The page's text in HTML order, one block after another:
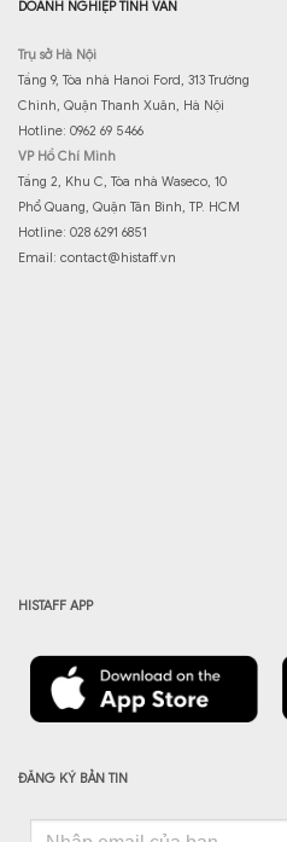
DOANH NGHIỆP TINH VÂN
Trụ sở Hà Nội
Tầng 9, Tòa nhà Hanoi Ford, 313 Trường
Chinh, Quận Thanh Xuân, Hà Nội
Hotline: 0962 69 5466
VP Hồ Chí Minh
Tầng 2, Khu C, Tòa nhà Waseco, 10
Phổ Quang, Quận Tân Bình, TP. HCM
Hotline: 028 6291 6851
Email: contact@histaff.vn
HISTAFF APP
ĐĂNG KÝ BẢN TIN